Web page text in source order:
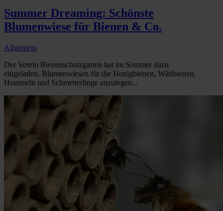
Summer Dreaming: Schönste
Blumenwiese für Bienen & Co.
Allgemein
Der Verein Bienenschutzgarten hat im Sommer dazu
eingeladen, Blumenwiesen für die Honigbienen, Wildbienen,
Hummeln und Schmetterlinge anzulegen...